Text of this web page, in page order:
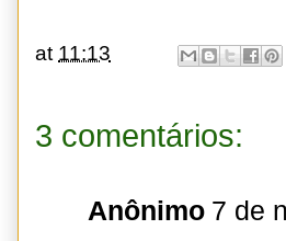
at 11:13
3 comentários:
Anônimo 7 de